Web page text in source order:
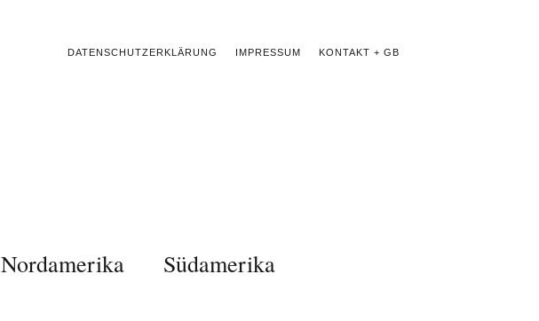
DATENSCHUTZERKLÄRUNG IMPRESSUM KONTAKT + GB
Nordamerika Südamerika